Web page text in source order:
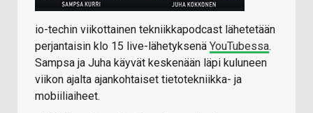
io-techin viikottainen tekniikkapodcast lähetetään
perjantaisin klo 15 live-lähetyksenä YouTubessa.
Sampsa ja Juha käyvät keskenään läpi kuluneen
viikon ajalta ajankohtaiset tietotekniikka- ja
mobiiliaiheet.